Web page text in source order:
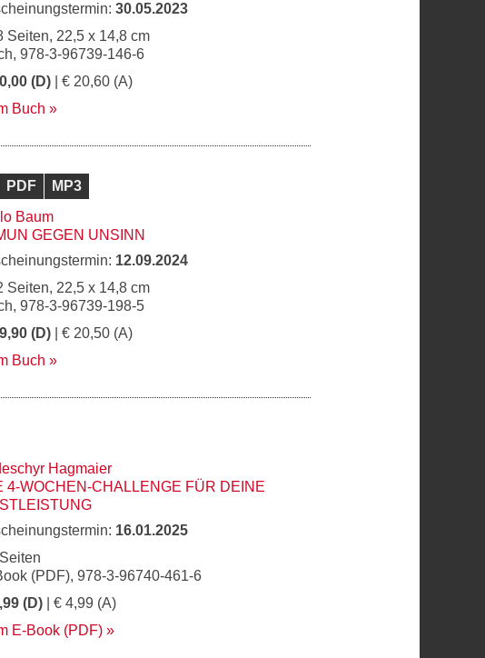
30.05.2023
Seiten, 22,5 x 14,8 cm
978-3-96739-146-6
(D) | € 20,60 (A)
Buch
PDF
MP3
Baum
GEGEN UNSINN
12.09.2024
Seiten, 22,5 x 14,8 cm
978-3-96739-198-5
(D) | € 20,50 (A)
Buch
Hagmaier
4-WOCHEN-CHALLENGE FÜR DEINE
16.01.2025
(PDF), 978-3-96740-461-6
(D) | € 4,99 (A)
E-Book (PDF)